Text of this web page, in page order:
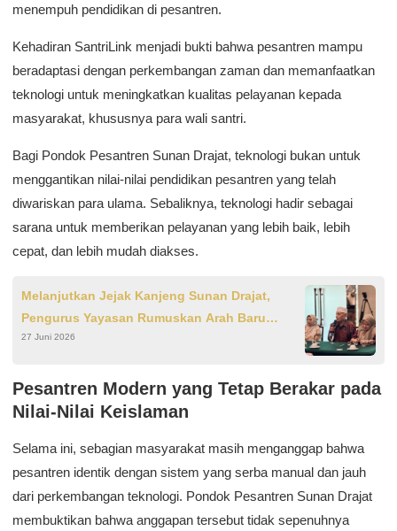
menempuh pendidikan di pesantren.
Kehadiran SantriLink menjadi bukti bahwa pesantren mampu
beradaptasi dengan perkembangan zaman dan memanfaatkan
teknologi untuk meningkatkan kualitas pelayanan kepada
masyarakat, khususnya para wali santri.
Bagi Pondok Pesantren Sunan Drajat, teknologi bukan untuk
menggantikan nilai-nilai pendidikan pesantren yang telah
diwariskan para ulama. Sebaliknya, teknologi hadir sebagai
sarana untuk memberikan pelayanan yang lebih baik, lebih
cepat, dan lebih mudah diakses.
Melanjutkan Jejak Kanjeng Sunan Drajat,
Pengurus Yayasan Rumuskan Arah Baru
Pengabdian
27 Juni 2026
Pesantren Modern yang Tetap Berakar pada
Nilai-Nilai Keislaman
Selama ini, sebagian masyarakat masih menganggap bahwa
pesantren identik dengan sistem yang serba manual dan jauh
dari perkembangan teknologi. Pondok Pesantren Sunan Drajat
membuktikan bahwa anggapan tersebut tidak sepenuhnya